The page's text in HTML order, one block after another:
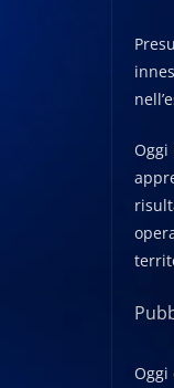
Oggi
Oggi